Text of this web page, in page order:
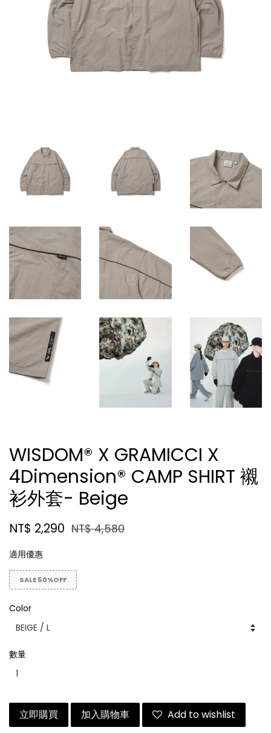
WISDOM® X GRAMICCI X
4Dimension® CAMP SHIRT 襯
衫外套- Beige
NT$ 2,290 NT$ 4,580
適用優惠
SALE 50%OFF
Color
數量
立即購買 加入購物車 Add to wishlist